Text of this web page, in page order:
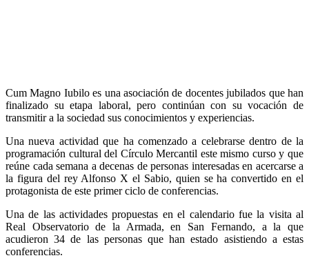
Cum Magno Iubilo es una asociación de docentes jubilados que han
finalizado su etapa laboral, pero continúan con su vocación de
transmitir a la sociedad sus conocimientos y experiencias.
Una nueva actividad que ha comenzado a celebrarse dentro de la
programación cultural del Círculo Mercantil este mismo curso y que
reúne cada semana a decenas de personas interesadas en acercarse a
la figura del rey Alfonso X el Sabio, quien se ha convertido en el
protagonista de este primer ciclo de conferencias.
Una de las actividades propuestas en el calendario fue la visita al
Real Observatorio de la Armada, en San Fernando, a la que
acudieron 34 de las personas que han estado asistiendo a estas
conferencias.